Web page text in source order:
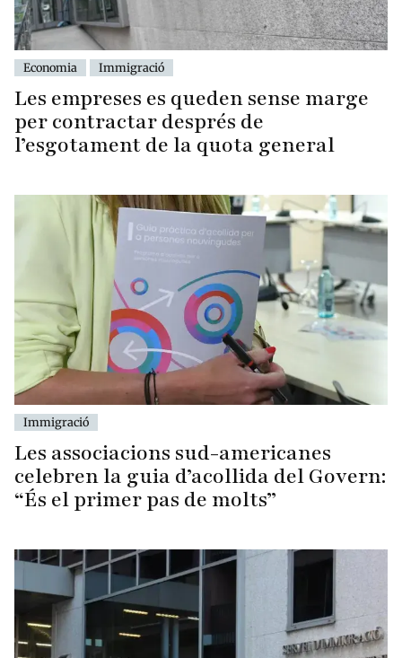
Economia Immigració
Les empreses es queden sense marge
per contractar després de
l’esgotament de la quota general
Immigració
Les associacions sud-americanes
celebren la guia d’acollida del Govern:
“És el primer pas de molts”